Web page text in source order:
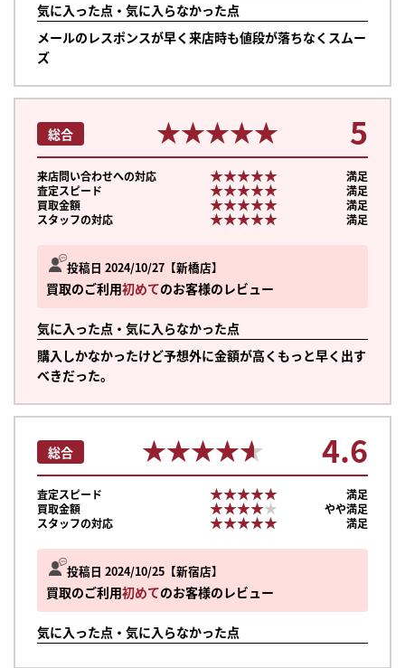
気に入った点・気に入らなかった点
メールのレスポンスが早く来店時も値段が落ちなくスムー
ズ
投稿日 2024/10/27 新橋店
買取のご利用初めてのお客様のレビュー
気に入った点・気に入らなかった点
購入しかなかったけど予想外に金額が高くもっと早く出す
べきだった。
総合 ★★★★★
★★★★★ 5
来店問い合わせへの対応 ★★★★★
★★★★★
満足
査定スピード
★★★★★
★★★★★
満足
買取金額
★★★★★
★★★★★
満足
スタッフの対応
★★★★★
★★★★★ 満足
投稿日 2024/10/25 新宿店
買取のご利用初めてのお客様のレビュー
気に入った点・気に入らなかった点
総合 ★★★★★
★★★★★ 4.6
査定スピード ★★★★★
★★★★★
満足
買取金額
★★★★★
★★★★★
やや満足
スタッフの対応
★★★★★
★★★★★ 満足